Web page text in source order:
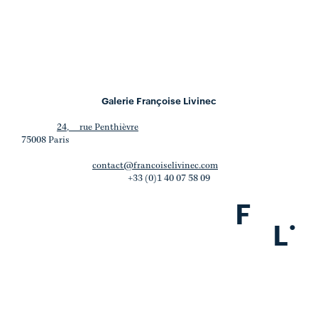
Galerie Françoise Livinec
24, rue Penthièvre
75008 Paris
contact@francoiselivinec.com
+33 (0)1 40 07 58 09
F
L.